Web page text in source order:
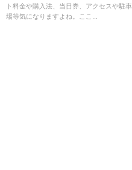
ト料金や購入法、当日券、アクセスや駐車
場等気になりますよね。ここ...